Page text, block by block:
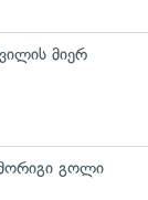
მიერ
მორიგი გოლი